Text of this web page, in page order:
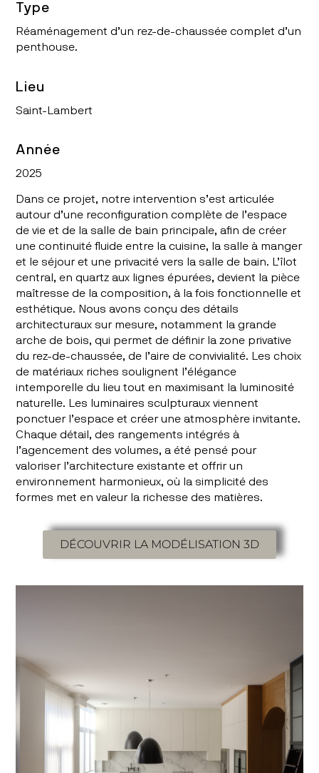
Type
Réaménagement d’un rez-de-chaussée complet d’un
penthouse.
Lieu
Saint-Lambert
Année
2025
Dans ce projet, notre intervention s’est articulée
autour d’une reconfiguration complète de l’espace
de vie et de la salle de bain principale, afin de créer
une continuité fluide entre la cuisine, la salle à manger
et le séjour et une privacité vers la salle de bain. L’îlot
central, en quartz aux lignes épurées, devient la pièce
maîtresse de la composition, à la fois fonctionnelle et
esthétique. Nous avons conçu des détails
architecturaux sur mesure, notamment la grande
arche de bois, qui permet de définir la zone privative
du rez-de-chaussée, de l’aire de convivialité. Les choix
de matériaux riches soulignent l’élégance
intemporelle du lieu tout en maximisant la luminosité
naturelle. Les luminaires sculpturaux viennent
ponctuer l’espace et créer une atmosphère invitante.
Chaque détail, des rangements intégrés à
l’agencement des volumes, a été pensé pour
valoriser l’architecture existante et offrir un
environnement harmonieux, où la simplicité des
formes met en valeur la richesse des matières.
DÉCOUVRIR LA MODÉLISATION 3D